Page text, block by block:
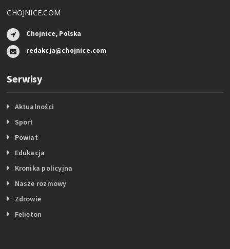
CHOJNICE.COM
Chojnice, Polska
redakcja@chojnice.com
Serwisy
Aktualności
Sport
Powiat
Edukacja
Kronika policyjna
Nasze rozmowy
Zdrowie
Felieton